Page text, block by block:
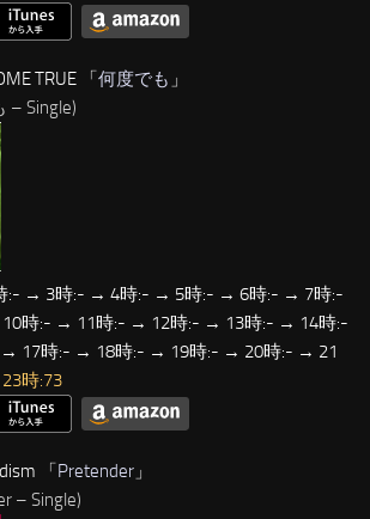
TRUE 「何度でも 」
– Single)
:- → 3時:- → 4時:- → 5時:- → 6時:- → 7時:-
時:- → 11時:- → 12時:- → 13時:- → 14時:-
17時:- → 18時:- → 19時:- → 20時:- → 21
23時:73
「Pretender 」
– Single)